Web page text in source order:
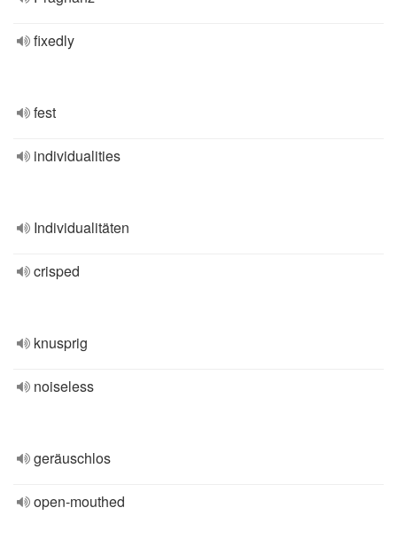
fixedly
fest
individualities
Individualitäten
crisped
knusprig
noiseless
geräuschlos
open-mouthed